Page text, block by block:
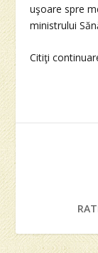
uşoare spre
ministrului
Citiţi